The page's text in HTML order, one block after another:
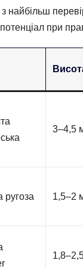
при
3–4,5
ругоза 1,5–2